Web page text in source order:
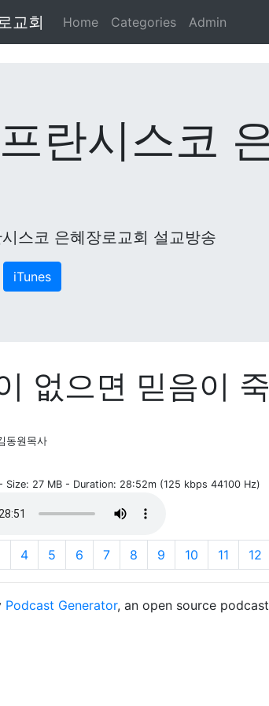
교회 Home Categories Admin
란시스코
스코 은혜장로교회 설교방송
iTunes
없으면 믿음이
동원목사
Size: 27 MB - Duration: 28:52m (125 kbps 44100 Hz)
4 5 6 7 8 9 10 11 12
Podcast Generator, an open source